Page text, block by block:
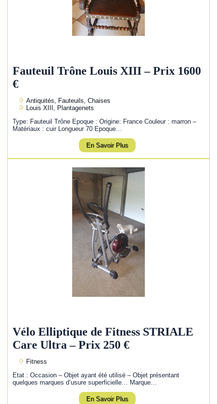
Fauteuil Trône Louis XIII – Prix 1600
€
Antiquités, Fauteuils, Chaises
Louis XIII, Plantagenets
Type: Fauteuil Trône Epoque : Origine: France Couleur : marron –
Matériaux : cuir Longueur 70 Epoque…
En Savoir Plus
Vélo Elliptique de Fitness STRIALE
Care Ultra – Prix 250 €
Fitness
Etat : Occasion – Objet ayant été utilisé – Objet présentant
quelques marques d’usure superficielle… Marque…
En Savoir Plus